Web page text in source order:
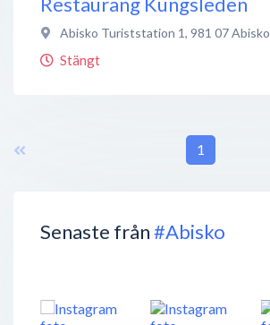
Senaste från#Abisko
Abisko Turiststation 1, 981 07Abisko
Stängt
1